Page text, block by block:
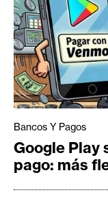
Bancos Y Pagos
Google Play
pago: más